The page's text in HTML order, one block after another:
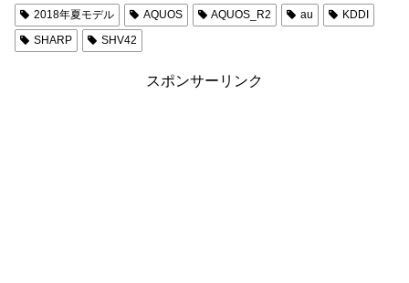
2018年夏モデル AQUOS AQUOS_R2 au
KDDI
SHARP
SHV42
スポンサーリンク